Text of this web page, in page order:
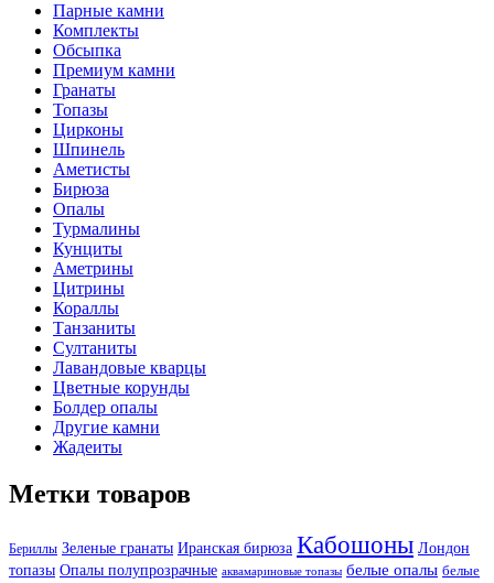
Парные камни
Комплекты
Обсыпка
Премиум камни
Гранаты
Топазы
Цирконы
Шпинель
Аметисты
Бирюза
Опалы
Турмалины
Кунциты
Аметрины
Цитрины
Кораллы
Танзаниты
Султаниты
Лавандовые кварцы
Цветные корунды
Болдер опалы
Другие камни
Жадеиты
Метки товаров
Бериллы Зеленые гранаты Иранская бирюза Кабошоны Лондон
топазы Опалы полупрозрачные аквамариновые топазы белые опалы белые